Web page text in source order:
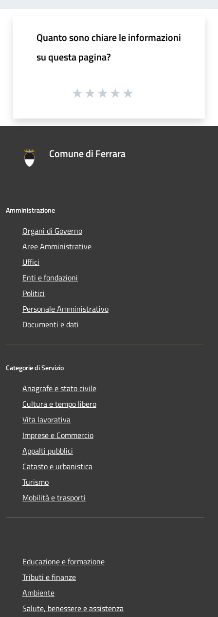
Quanto sono chiare le informazioni
su questa pagina?
Comune di Ferrara
Amministrazione
Organi di Governo
Aree Amministrative
Uffici
Enti e fondazioni
Politici
Personale Amministrativo
Documenti e dati
Categorie di Servizio
Anagrafe e stato civile
Cultura e tempo libero
Vita lavorativa
Imprese e Commercio
Appalti pubblici
Catasto e urbanistica
Turismo
Mobilità e trasporti
Educazione e formazione
Tributi e finanze
Ambiente
Salute, benessere e assistenza